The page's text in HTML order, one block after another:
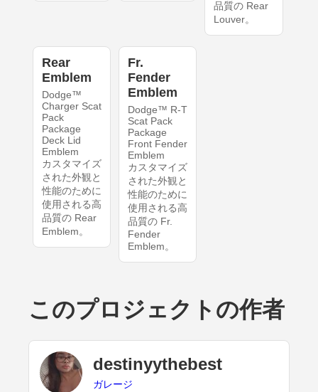
品質の Rear
Louver。
Rear
Emblem
Dodge™
Charger Scat
Pack
Package
Deck Lid
Emblem
カスタマイズ
された外観と
性能のために
使用される高
品質の Rear
Emblem。
Fr.
Fender
Emblem
Dodge™ R-T
Scat Pack
Package
Front Fender
Emblem
カスタマイズ
された外観と
性能のために
使用される高
品質の Fr.
Fender
Emblem。
このプロジェクトの作者
destinyythebest
ガレージ